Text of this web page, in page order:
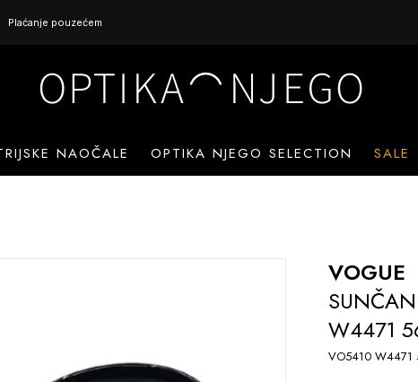
Plaćanje pouzećem
NAOČALE OPTIKA NJEGO SELECTION SALE
VOGUE
W4471
VO5410 W4471